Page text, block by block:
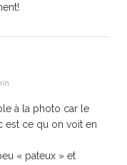
à la photo car le
est ce qu on voit en
« pateux » et